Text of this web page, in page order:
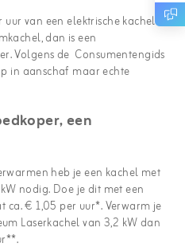
van een elektrische kachel
dan is een
Volgens de Consumentengids
in aanschaf maar echte
een
heb je een kachel met
nodig. Doe je dit met een
ca. € 1,05 per uur*. Verwarm je
Laserkachel van 3,2 kW dan